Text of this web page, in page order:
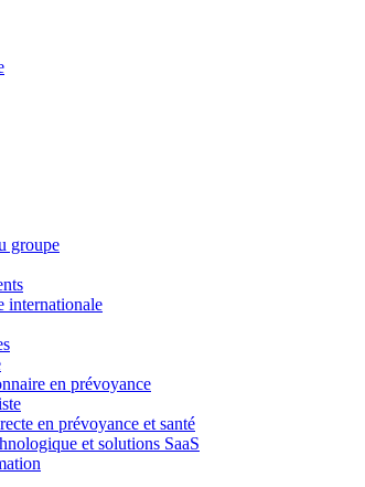
groupe
internationale
en prévoyance
en prévoyance et santé
et solutions SaaS